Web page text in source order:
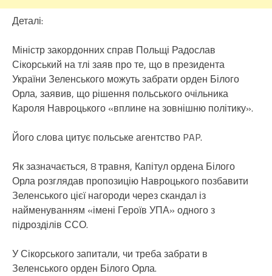
Деталі:
Міністр закордонних справ Польщі Радослав
Сікорський на тлі заяв про те, що в президента
України Зеленського можуть забрати орден Білого
Орла, заявив, що рішення польського очільника
Кароля Навроцького «вплине на зовнішню політику».
Його слова цитує польське агентство PAP.
Як зазначається, 8 травня, Капітул ордена Білого
Орла розглядав пропозицію Навроцького позбавити
Зеленського цієї нагороди через скандал із
найменуванням «імені Героїв УПА» одного з
підрозділів ССО.
У Сікорського запитали, чи треба забрати в
Зеленського орден Білого Орла.